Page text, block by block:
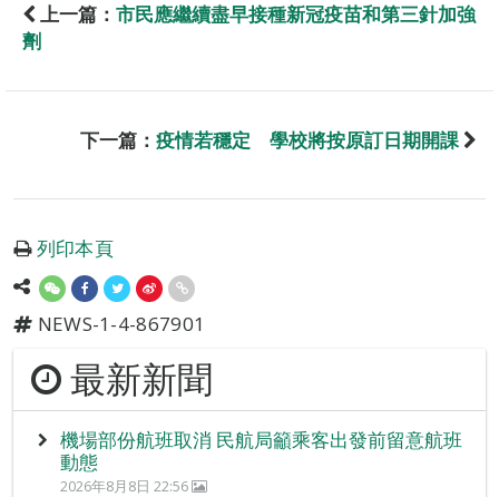
上一篇： 市民應繼續盡早接種新冠疫苗和第三針加強
劑
下一篇： 疫情若穩定 學校將按原訂日期開課
列印本頁
NEWS-1-4-867901
最新新聞
機場部份航班取消 民航局籲乘客出發前留意航班
動態
2026年8月8日 22:56